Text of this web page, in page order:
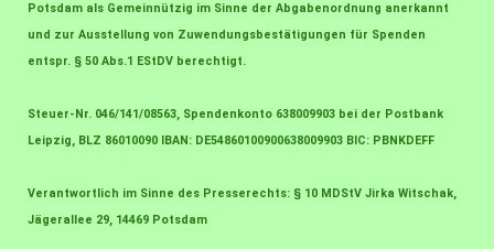
Potsdam als Gemeinnützig im Sinne der Abgabenordnung anerkannt
und zur Ausstellung von Zuwendungsbestätigungen für Spenden
entspr. § 50 Abs.1 EStDV berechtigt.
Steuer-Nr. 046/141/08563, Spendenkonto 638009903 bei der Postbank
Leipzig, BLZ 86010090 IBAN: DE54860100900638009903 BIC: PBNKDEFF
Verantwortlich im Sinne des Presserechts: § 10 MDStV Jirka Witschak,
Jägerallee 29, 14469 Potsdam